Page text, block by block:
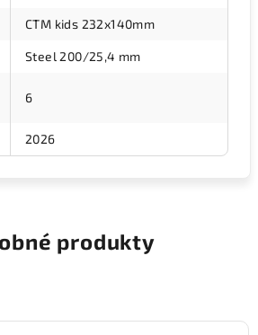
CTM kids 232x140mm
Steel 200/25,4 mm
6
2026
produkty